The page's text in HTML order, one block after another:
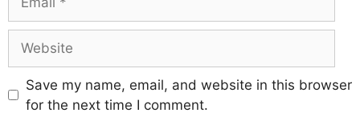
Save my name, email, and website in this browser
for the next time I comment.